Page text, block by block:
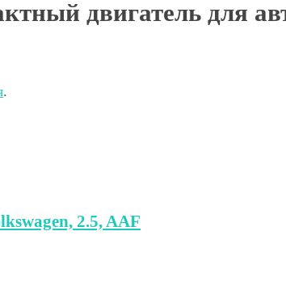
двигатель для
.
2.5, AAF